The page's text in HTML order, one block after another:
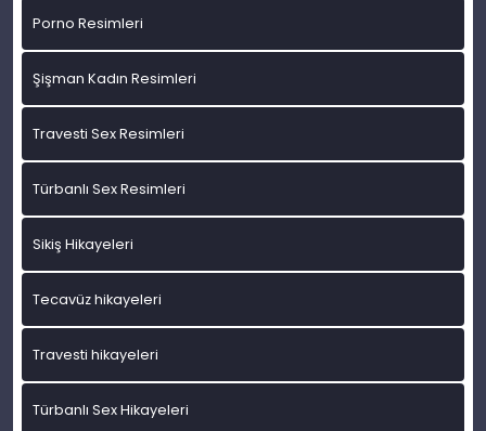
Porno Resimleri
Şişman Kadın Resimleri
Travesti Sex Resimleri
Türbanlı Sex Resimleri
Sikiş Hikayeleri
Tecavüz hikayeleri
Travesti hikayeleri
Türbanlı Sex Hikayeleri